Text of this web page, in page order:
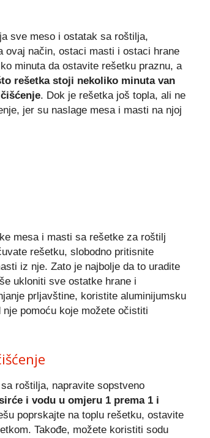
sve meso i ostatak sa roštilja,
ovaj način, ostaci masti i ostaci hrane
minuta da ostavite rešetku praznu, a
rešetka stoji nekoliko minuta van
. Dok je rešetka još topla, ali ne
jer su naslage mesa i masti na njoj
mesa i masti sa rešetke za roštilj
rešetku, slobodno pritisnite
iz nje. Zato je najbolje da to uradite
ukloniti sve ostatke hrane i
prljavštine, koristite aluminijumsku
pomoću koje možete očistiti
roštilja, napravite sopstveno
i vodu u omjeru 1 prema 1 i
poprskajte na toplu rešetku, ostavite
Takođe, možete koristiti sodu